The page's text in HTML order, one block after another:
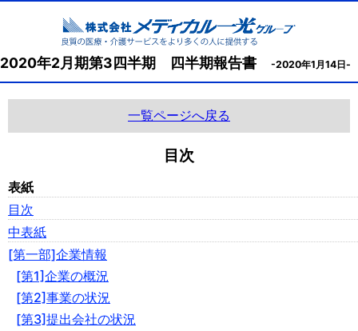
2020年2月期第3四半期 四半期報告書 -2020年1月14日-
一覧ページへ戻る
目次
表紙
目次
中表紙
[第一部]企業情報
[第1]企業の概況
[第2]事業の状況
[第3]提出会社の状況